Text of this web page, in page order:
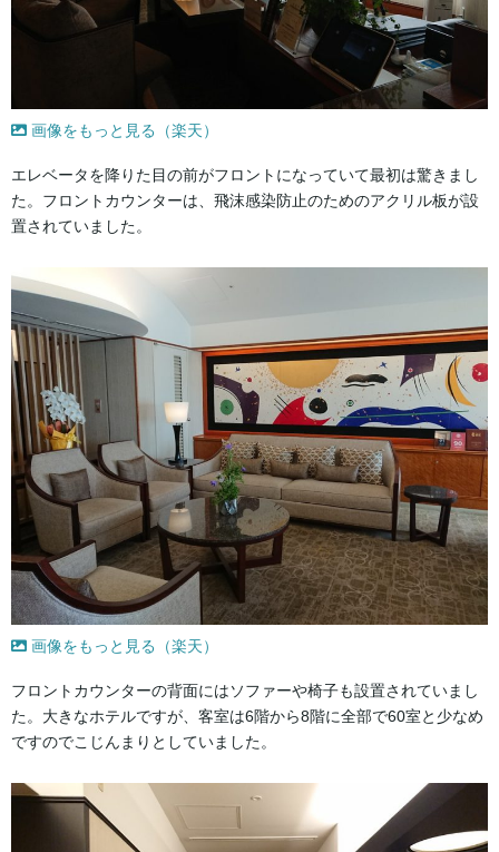
画像をもっと見る（楽天）
エレベータを降りた目の前がフロントになっていて最初は驚きまし
た。フロントカウンターは、飛沫感染防止のためのアクリル板が設
置されていました。
画像をもっと見る（楽天）
フロントカウンターの背面にはソファーや椅子も設置されていまし
た。大きなホテルですが、客室は6階から8階に全部で60室と少なめ
ですのでこじんまりとしていました。